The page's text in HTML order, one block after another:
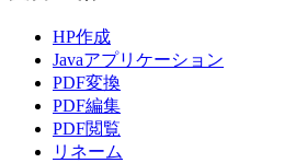
HP作成
Javaアプリケーション
PDF変換
PDF編集
PDF閲覧
リネーム